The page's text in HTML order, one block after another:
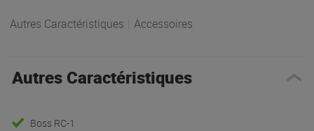
Autres Caractéristiques Accessoires
Autres Caractéristiques
Boss RC-1